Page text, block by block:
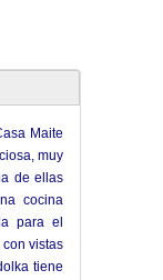
Maite
muy
de ellas
cocina
para el
vistas
tiene